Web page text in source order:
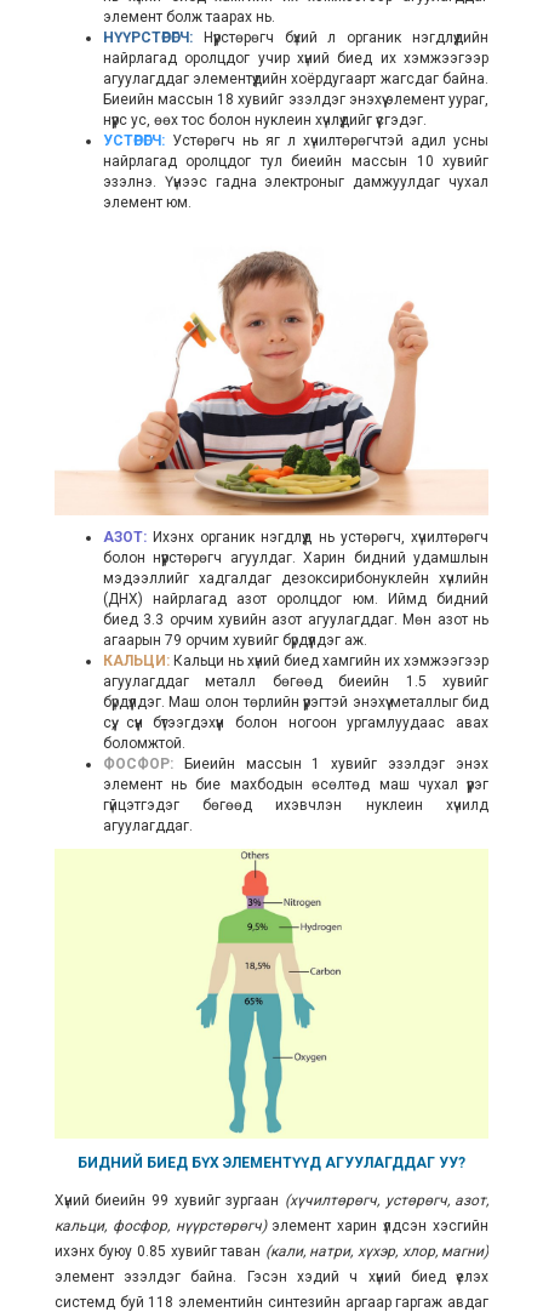
элемент болж таарах нь.
НҮҮРСТӨРӨГЧ:Нүүрстөрөгч бүхий л органик нэгдлүүдийн
найрлагад оролцдог учир хүний биед их хэмжээгээр
агуулагддаг элементүүдийн хоёрдугаарт жагсдаг байна.
Биеийн массын 18 хувийг эзэлдэг энэхүү элемент уураг,
нүүрс ус, өөх тос болон нуклеин хүчлүүдийг үүсгэдэг.
УСТӨРӨГЧ:Устөрөгч нь яг л хүчилтөрөгчтэй адил усны
найрлагад оролцдог тул биеийн массын 10 хувийг
эзэлнэ. Үүнээс гадна электроныг дамжуулдаг чухал
элемент юм.
АЗОТ:Ихэнх органик нэгдлүүд нь устөрөгч, хүчилтөрөгч
болон нүүрстөрөгч агуулдаг. Харин бидний удамшлын
мэдээллийг хадгалдаг дезоксирибонуклейн хүчлийн
(ДНХ) найрлагад азот оролцдог юм. Иймд бидний
биед 3.3 орчим хувийн азот агуулагддаг. Мөн азот нь
агаарын 79 орчим хувийг бүрдүүлдэг аж.
КАЛЬЦИ:Кальци нь хүний биед хамгийн их хэмжээгээр
агуулагддаг металл бөгөөд биеийн 1.5 хувийг
бүрдүүлдэг. Маш олон төрлийн үүрэгтэй энэхүү металлыг бид
сүү, сүүн бүтээгдэхүүн болон ногоон ургамлуудаас авах
боломжтой.
ФОСФОР:Биеийн массын 1 хувийг эзэлдэг энэхүү
элемент нь бие махбодын өсөлтөд маш чухал үүрэг
гүйцэтгэдэг бөгөөд ихэвчлэн нуклеин хүчилд
агуулагддаг.
БИДНИЙ БИЕД БҮХ ЭЛЕМЕНТҮҮД АГУУЛАГДДАГ УУ?
Хүний биеийн 99 хувийг зургаан (хүчилтөрөгч, устөрөгч, азот,
кальци, фосфор, нүүрстөрөгч)элемент харин үлдсэн хэсгийн
ихэнх буюу 0.85 хувийг таван (кали, натри, хүхэр, хлор, магни)
элемент эзэлдэг байна. Гэсэн хэдий ч хүний биед үелэх
системд буй 118 элементийн синтезийн аргаар гаргаж авдаг